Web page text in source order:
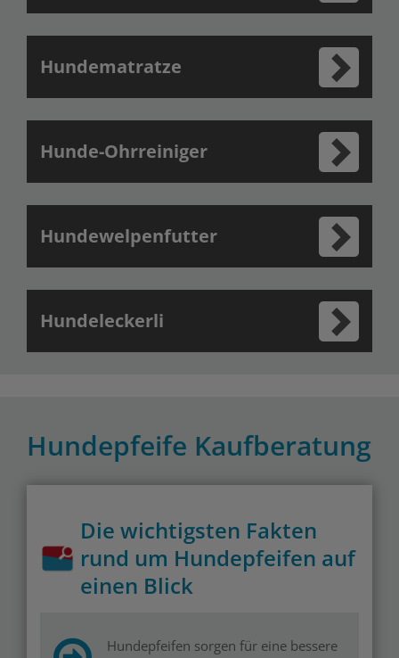
Hundematratze
Hunde-Ohrreiniger
Hundewelpenfutter
Hundeleckerli
Hundepfeife Kaufberatung
Die wichtigsten Fakten
rund um Hundepfeifen auf
einen Blick
Hundepfeifen sorgen für eine bessere